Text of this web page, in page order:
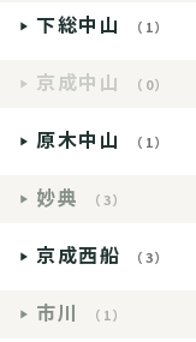
下総中山 （1）
京成中山 （0）
原木中山 （1）
妙典 （3）
京成西船 （3）
市川 （1）